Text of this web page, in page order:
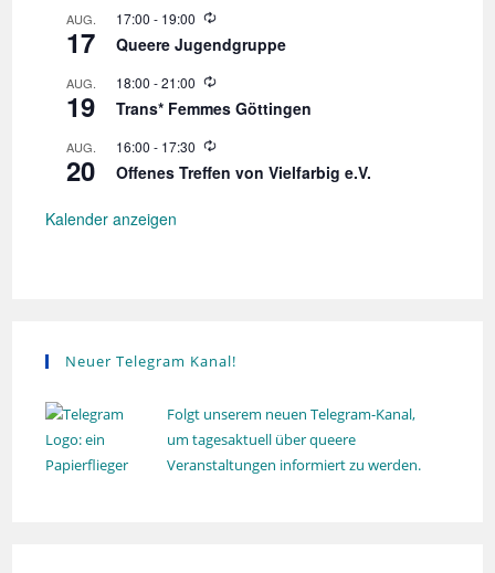
o
u
g
e
r
o
u
g
AUG.
17
17:00 - 19:00
W
e
e
r
o
u
Queere Jugendgruppe
AUG.
19
18:00 -21:00
W
e
e
r
Trans* Femmes Göttingen
AUG.
20
16:00 - 17:30
W
e
Offenes Treffen von Vielfarbig e.V.
Kalender anzeigen
Neuer Telegram Kanal!
Folgt unserem neuen Telegram-Kanal,
um tagesaktuell über queere
Veranstaltungen informiert zu werden.